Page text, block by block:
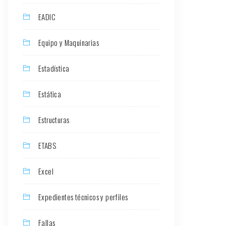
EADIC
Equipo y Maquinarias
Estadística
Estática
Estructuras
ETABS
Excel
Expedientes técnicos y perfiles
Fallas